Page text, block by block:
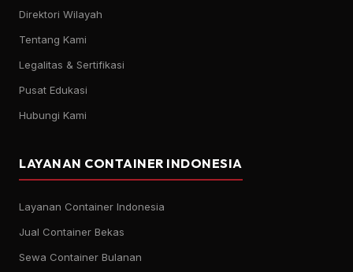
Direktori Wilayah
Tentang Kami
Legalitas & Sertifikasi
Pusat Edukasi
Hubungi Kami
LAYANAN CONTAINER INDONESIA
Layanan Container Indonesia
Jual Container Bekas
Sewa Container Bulanan